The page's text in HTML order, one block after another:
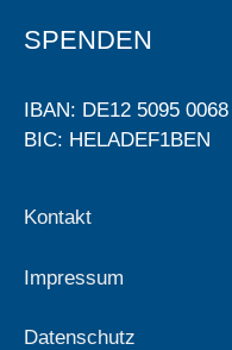
SPENDEN
IBAN: DE12 5095
BIC: HELADEF1BEN
Kontakt
Impressum
Datenschutz